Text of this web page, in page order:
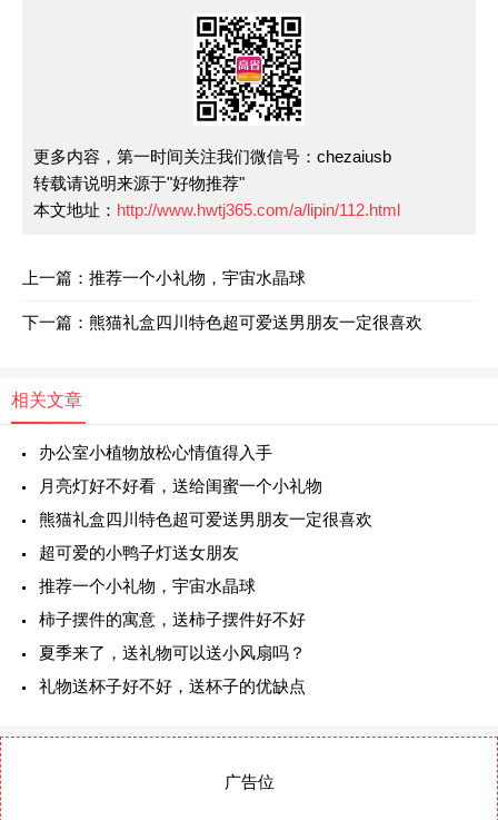
更多内容，第一时间关注我们微信号：chezaiusb
转载请说明来源于"好物推荐"
本文地址： http://www.hwtj365.com/a/lipin/112.html
上一篇：推荐一个小礼物，宇宙水晶球
下一篇：熊猫礼盒四川特色超可爱送男朋友一定很喜欢
相关文章
办公室小植物放松心情值得入手
月亮灯好不好看，送给闺蜜一个小礼物
熊猫礼盒四川特色超可爱送男朋友一定很喜欢
超可爱的小鸭子灯送女朋友
推荐一个小礼物，宇宙水晶球
柿子摆件的寓意，送柿子摆件好不好
夏季来了，送礼物可以送小风扇吗？
礼物送杯子好不好，送杯子的优缺点
广告位